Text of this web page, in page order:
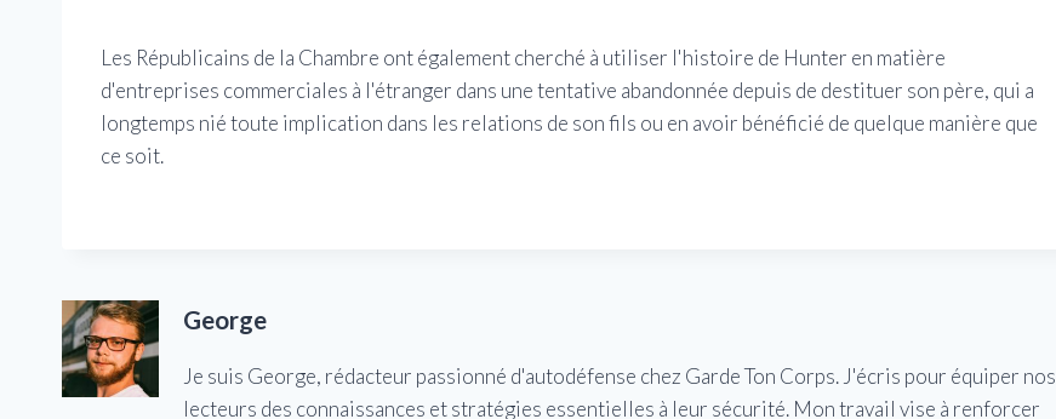
Les Républicains de la Chambre ont également cherché à utiliser l'histoire de Hunter en matière
d'entreprises commerciales à l'étranger dans une tentative abandonnée depuis de destituer son père, qui a
longtemps nié toute implication dans les relations de son fils ou en avoir bénéficié de quelque manière que
ce soit.
George
Je suis George, rédacteur passionné d'autodéfense chez Garde Ton Corps. J'écris pour équiper nos
lecteurs des connaissances et stratégies essentielles à leur sécurité. Mon travail vise à renforcer